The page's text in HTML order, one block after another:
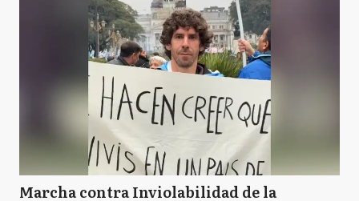
Marcha contra Inviolabilidad de la